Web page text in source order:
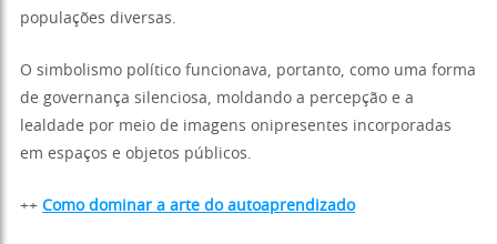
populações diversas.
O simbolismo político funcionava, portanto, como uma forma
de governança silenciosa, moldando a percepção e a
lealdade por meio de imagens onipresentes incorporadas
em espaços e objetos públicos.
++ Como dominar a arte do autoaprendizado